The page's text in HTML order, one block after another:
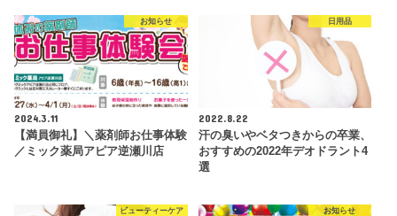
お知らせ
2024.3.11
【満員御礼】＼薬剤師お仕事体験
／ミック薬局アピア逆瀬川店
日用品
2022.8.22
汗の臭いやベタつきからの卒業、
おすすめの2022年デオドラント4
選
ビューティーケア お知らせ